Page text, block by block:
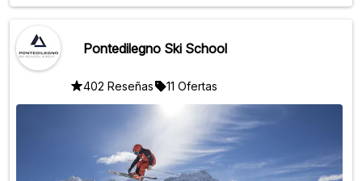
estábamos en la pista negra.
Pontedilegno Ski School
402 Reseñas 11 Ofertas